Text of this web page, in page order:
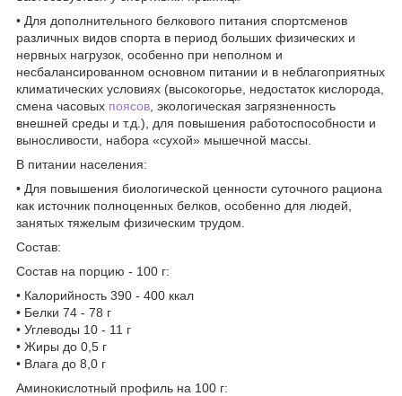
• Для дополнительного белкового питания спортсменов
различных видов спорта в период больших физических и
нервных нагрузок, особенно при неполном и
несбалансированном основном питании и в неблагоприятных
климатических условиях (высокогорье, недостаток кислорода,
смена часовых поясов , экологическая загрязненность
внешней среды и т.д.), для повышения работоспособности и
выносливости, набора «сухой» мышечной массы.
В питании населения:
• Для повышения биологической ценности суточного рациона
как источник полноценных белков, особенно для людей,
занятых тяжелым физическим трудом.
Состав:
Состав на порцию - 100 г:
• Калорийность 390 - 400 ккал
• Белки 74 - 78 г
• Углеводы 10 - 11 г
• Жиры до 0,5 г
• Влага до 8,0 г
Аминокислотный профиль на 100 г: